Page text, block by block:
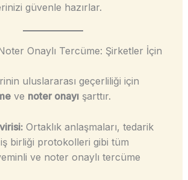
güvenle hazırlar.
Onaylı Tercüme: Şirketler İçin
uluslararası geçerliliği için
ve noter onayışarttır.
Ortaklık anlaşmaları, tedarik
birliği protokolleri gibi tüm
ve noter onaylı tercüme